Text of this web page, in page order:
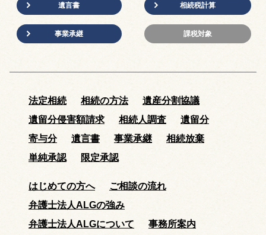
遺言書
事業承継
相続税計算
課税対象
法定相続 相続の方法
遺産分割協議
遺留分侵害額請求
相続人調査
遺留分
寄与分
遺言書 事業承継
相続放棄
単純承認
限定承認
はじめての方へ
ご相談の流れ
弁護士法人ALGの強み
弁護士法人ALGについて
事務所案内